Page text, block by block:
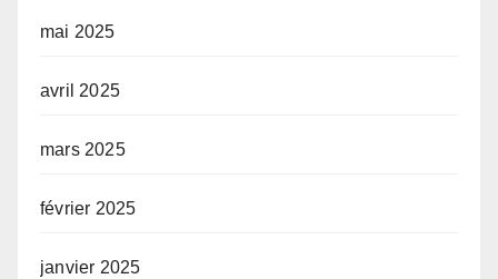
mai 2025
avril 2025
mars 2025
février 2025
janvier 2025